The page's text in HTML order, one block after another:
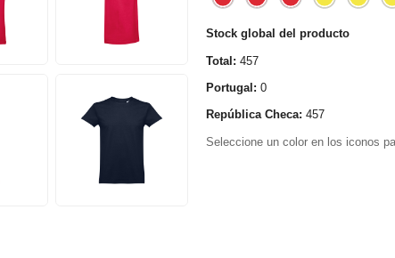
Stock global del producto
Total: 457
Portugal: 0
República Checa: 457
Seleccione un color en los iconos